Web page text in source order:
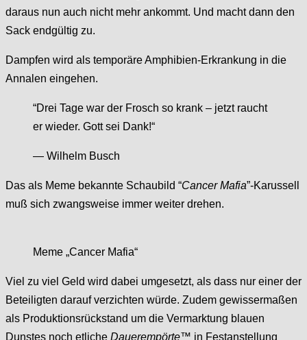
daraus nun auch nicht mehr ankommt. Und macht dann den
Sack endgültig zu.
Dampfen wird als temporäre Amphibien-Erkrankung in die
Annalen eingehen.
“Drei Tage war der Frosch so krank – jetzt raucht
er wieder. Gott sei Dank!“
— Wilhelm Busch
Das als Meme bekannte Schaubild “Cancer Mafia”-Karussell
muß sich zwangsweise immer weiter drehen.
Meme „Cancer Mafia“
Viel zu viel Geld wird dabei umgesetzt, als dass nur einer der
Beteiligten darauf verzichten würde. Zudem gewissermaßen
als Produktionsrückstand um die Vermarktung blauen
Dunstes noch etliche Dauerempörte™ in Festanstellung